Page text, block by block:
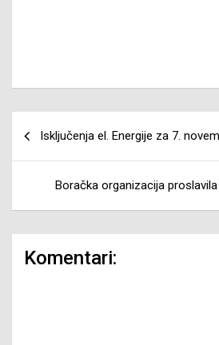
članaka
Isključenja el. Energije za 7.
Boračka organizacija
Komentari: